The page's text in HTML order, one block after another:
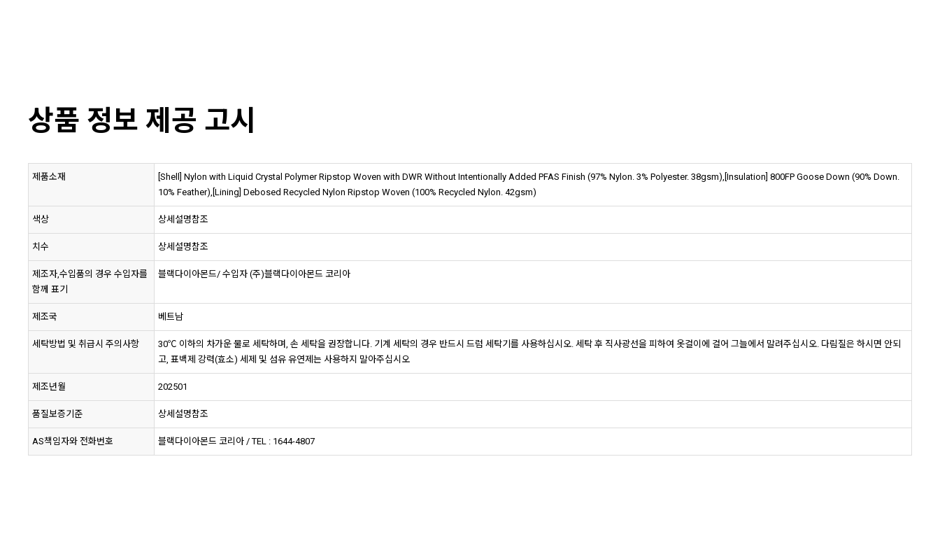
상품 정보 제공 고시
제품소재
[Shell] Nylon with Liquid Crystal Polymer Ripstop Woven with DWR Without Intentionally Added PFAS Finish (97% Nylon. 3% Polyester. 38gsm),[Insulation] 800FP Goose Down (90% Down.
10% Feather),[Lining] Debosed Recycled Nylon Ripstop Woven (100% Recycled Nylon. 42gsm)
색상 상세설명참조
치수 상세설명참조
제조자,수입품의 경우 수입자를
함께 표기
블랙다이아몬드/ 수입자 (주)블랙다이아몬드 코리아
제조국 베트남
세탁방법 및 취급시 주의사항
30℃ 이하의 차가운 물로 세탁하며, 손 세탁을 권장합니다. 기계 세탁의 경우 반드시 드럼 세탁기를 사용하십시오. 세탁 후 직사광선을 피하여 옷걸이에 걸어 그늘에서 말려주십시오. 다림질은 하시면 안되
고, 표백제 강력(효소) 세제 및 섬유 유연제는 사용하지 말아주십시오
제조년월 202501
품질보증기준 상세설명참조
AS책임자와 전화번호 블랙다이아몬드 코리아 / TEL : 1644-4807